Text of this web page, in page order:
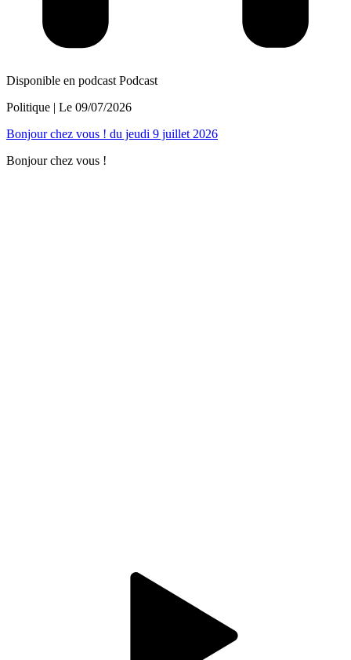
Disponible en podcast Podcast
Politique | Le 09/07/2026
Bonjour chez vous ! du jeudi 9 juillet 2026
Bonjour chez vous !